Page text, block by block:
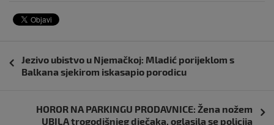
objava
Jezivo ubistvo u Njemačkoj: Mladić porijeklom s
Balkana sjekirom iskasapio porodicu
HOROR NA PARKINGU PRODAVNICE: Žena nožem
UBILA trogodišnjeg dječaka, oglasila se policija